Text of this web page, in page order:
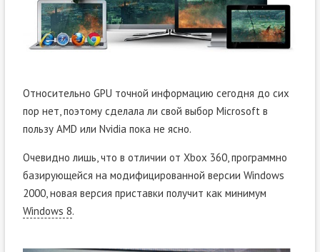
Относительно GPU точной информацию сегодня до сих
пор нет, поэтому сделала ли свой выбор Microsoft в
пользу AMD или Nvidia пока не ясно.
Очевидно лишь, что в отличии от Xbox 360, программно
базирующейся на модифицированной версии Windows
2000, новая версия приставки получит как минимум
Windows 8.